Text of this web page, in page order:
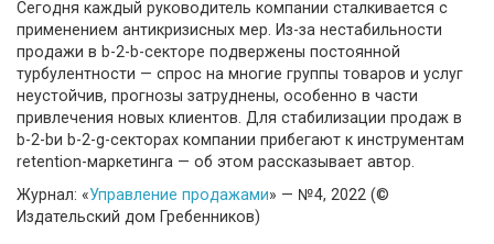
Сегодня каждый руководитель компании сталкивается с
применением антикризисных мер. Из-за нестабильности
продажи в b-2-b-секторе подвержены постоянной
турбулентности — спрос на многие группы товаров и услуг
неустойчив, прогнозы затруднены, особенно в части
привлечения новых клиентов. Для стабилизации продаж в
b-2-bи b-2-g-секторах компании прибегают к инструментам
retention-маркетинга — об этом рассказывает автор.
Журнал: «Управление продажами» — №4, 2022 (©
Издательский дом Гребенников)